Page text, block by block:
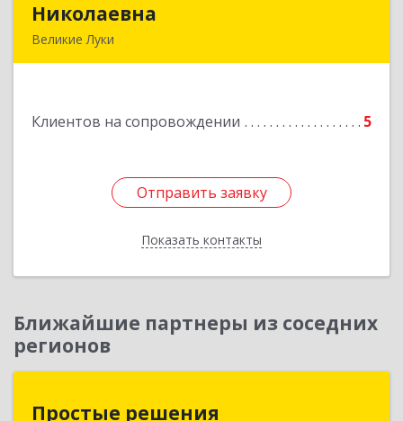
Николаевна
Великие Луки
Клиентов на сопровождении 5
Отправить заявку
Показать контакты
Отправить заявку
Назад
Ближайшие партнеры из соседних
регионов
Простые решения